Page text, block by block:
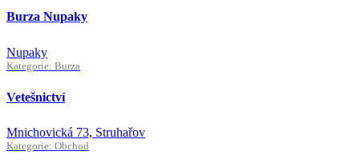
Burza Nupaky
Nupaky
Kategorie: Burza
Vetešnictví
Mnichovická 73, Struhařov
Kategorie: Obchod